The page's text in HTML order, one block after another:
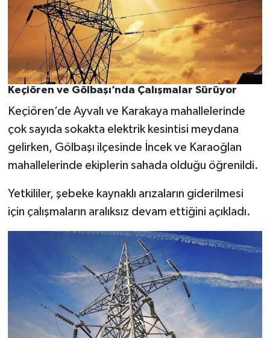
Keçiören ve Gölbaşı’nda Çalışmalar Sürüyor
Keçiören’de Ayvalı ve Karakaya mahallelerinde
çok sayıda sokakta elektrik kesintisi meydana
gelirken, Gölbaşı ilçesinde İncek ve Karaoğlan
mahallelerinde ekiplerin sahada olduğu öğrenildi.
Yetkililer, şebeke kaynaklı arızaların giderilmesi
için çalışmaların aralıksız devam ettiğini açıkladı.